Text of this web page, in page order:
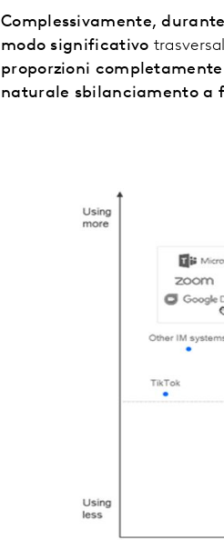
Complessivamente,
modo significativo
proporzioni
naturale sbilanciamento a